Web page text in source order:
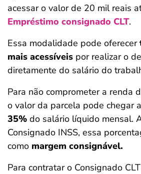
acessar o valor de 20 mil reais
Empréstimo consignado CLT.
Essa modalidade pode oferecer
mais acessíveis por realizar o
diretamente do salário do
Para não comprometer a renda
o valor da parcela pode chegar
35% do salário líquido mensal.
Consignado INSS, essa
como margem consignável.
Para contratar o Consignado